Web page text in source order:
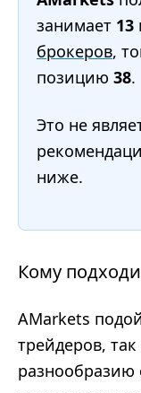
занимает 13
брокеров,
позицию 38.
Это не
ниже.
Кому
AMarkets
трейдеров,
разнообразию